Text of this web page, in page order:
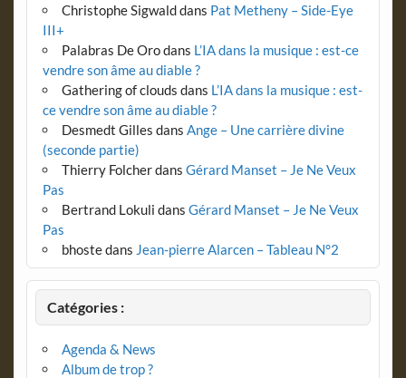
Christophe Sigwalddans Pat Metheny – Side-Eye
III+
Palabras De Orodans L’IA dans la musique : est-ce
vendre son âme au diable ?
Gathering of clouds dans L’IA dans la musique : est-
ce vendre son âme au diable ?
Desmedt Gilles dans Ange – Une carrière divine
(seconde partie)
Thierry Folcherdans Gérard Manset – Je Ne Veux
Pas
Bertrand Lokuli dans Gérard Manset – Je Ne Veux
Pas
bhostedans Jean-pierre Alarcen – Tableau N°2
Catégories :
Agenda & News
Album de trop ?